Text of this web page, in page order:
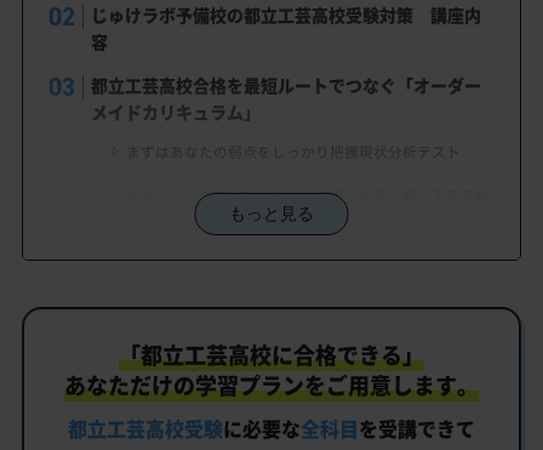
じゅけラボ予備校の都立工芸高校受験対策 講座内
容
都立工芸高校合格を最短ルートでつなぐ「オーダー
メイドカリキュラム」
まずはあなたの弱点をしっかり把握現状分析テスト
あなただけの学習計画だから成果が出る！都立工芸高校
合格に向けた受験対策カリキュラム
学習効果をしっかり確認定着度テスト
一人でも安心、学習相談
生徒にピッタリ合った「都立工芸高校対策のオーダ
ーメイドカリキュラム」だから成果が出る！
カリキュラムや料金についてお気軽にご相談くださ
もっと見る
「都立工芸高校に合格できる」
あなただけの学習プランをご用意します。
都立工芸高校受験に必要な全科目を受講できて